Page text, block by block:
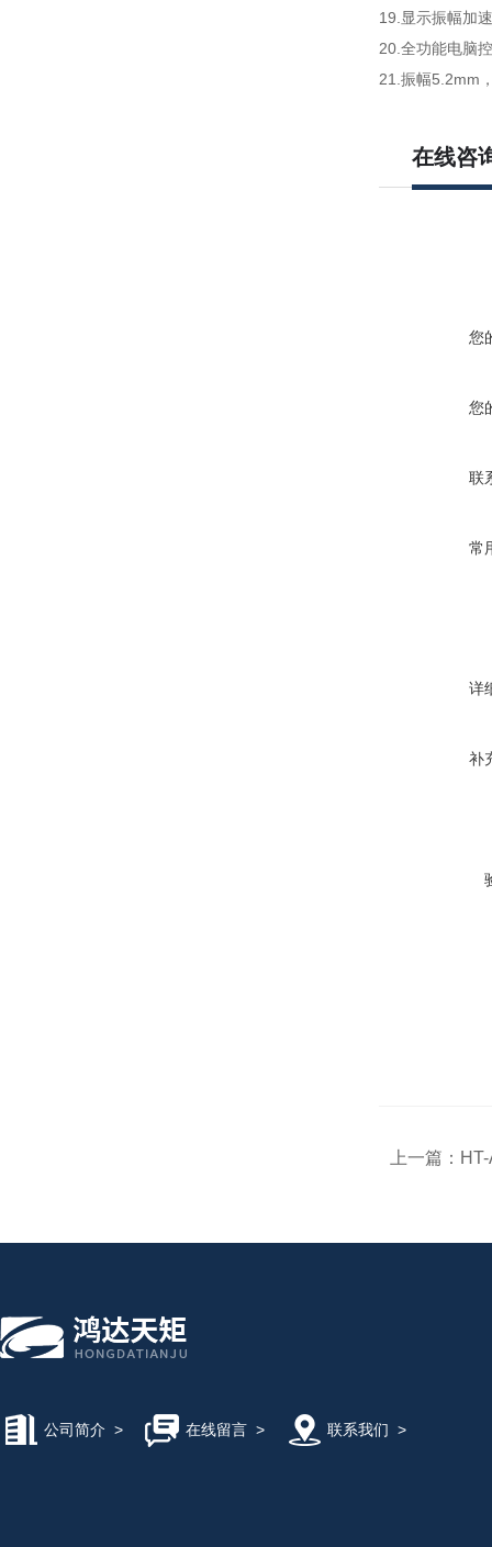
19.显示振幅加
20.全功能电脑
21.振幅5.2mm
在线咨
您
您
联
常
详
补
上一篇：
公司简介 > 在线留言> 联系我们 >